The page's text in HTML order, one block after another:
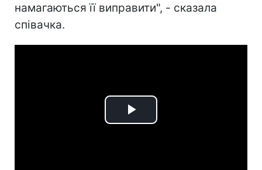
намагаються її виправити", - сказала
співачка.
Play